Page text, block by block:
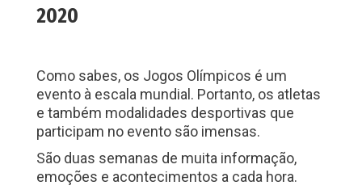
2020
Como sabes, os Jogos Olímpicos é um
evento à escala mundial. Portanto, os atletas
e também modalidades desportivas que
participam no evento são imensas.
São duas semanas de muita informação,
emoções e acontecimentos a cada hora.